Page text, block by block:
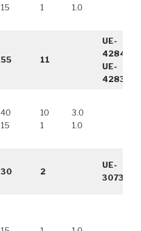
15
1
1.0
55 11
UE-
4284,
UE-
4283
40
15
10
1
3.0
1.0
30 2
UE-
3073